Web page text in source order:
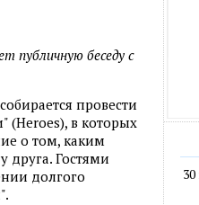
публичную беседу с
провести
в которых
о том, каким
друга. Гостями
долгого